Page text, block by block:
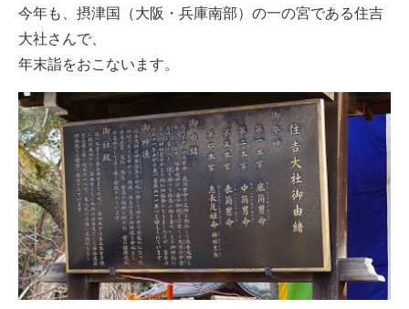
今年も、摂津国（大阪・兵庫南部）の一の宮である住吉
大社さんで、
年末詣をおこないます。